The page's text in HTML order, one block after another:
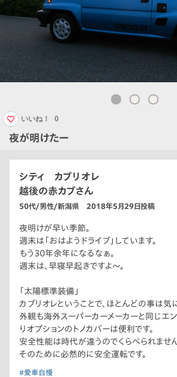
夜が明けたー
いいね！ 0
シティ カブリオレ
越後の赤カブさん
50代/男性/新潟県 2018年5月29日投稿
夜明けが早い季節。
週末は「おはようドライブ」しています。
もう30年余年になるなぁ。
週末は、早寝早起きですよ〜。
「太陽標準装備」
カブリオレということで、ほとんどの事は気
外観も海外スーパーカーメーカーと同じエ
りオプションのトノカバーは便利です。
安全性能は時代が違うのでくらべられません
そのために必然的に安全運転です。
#愛車自慢